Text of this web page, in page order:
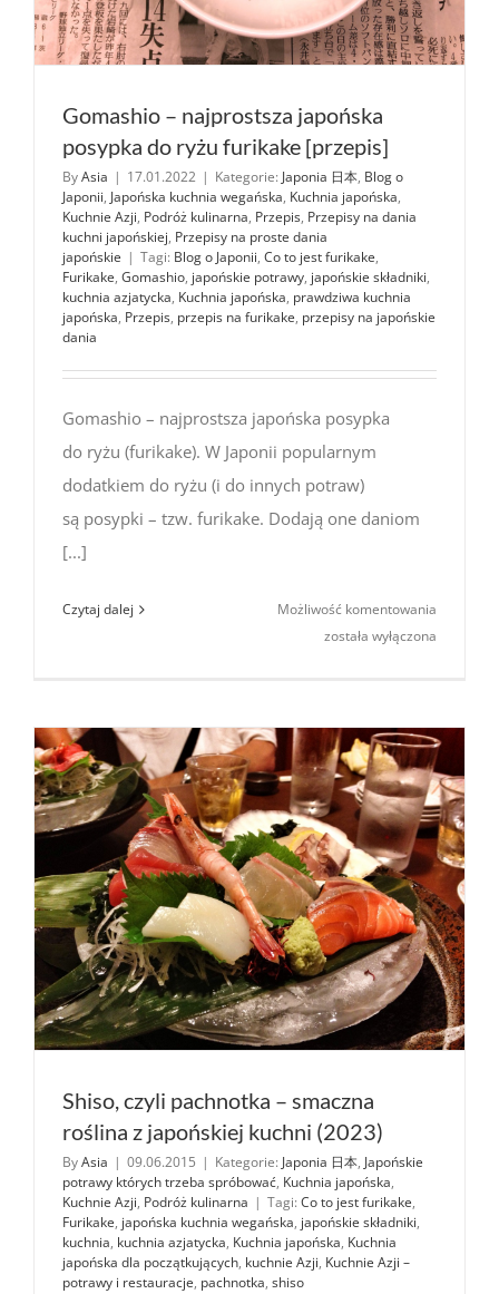
Gomashio – najprostsza japońska
posypka do ryżu furikake [przepis]
ByAsia | 17.01.2022 | Kategorie: Japonia 日本, Blog o
Japonii, Japońska kuchnia wegańska, Kuchnia japońska,
Kuchnie Azji, Podróż kulinarna, Przepis, Przepisy na dania
kuchni japońskiej, Przepisy na proste dania
japońskie | Tagi: Blog o Japonii, Co to jest furikake,
Furikake, Gomashio, japońskie potrawy, japońskie składniki,
kuchnia azjatycka, Kuchnia japońska, prawdziwa kuchnia
japońska, Przepis, przepis na furikake, przepisy na japońskie
dania
Gomashio – najprostsza japońska posypka
do ryżu (furikake). W Japonii popularnym
dodatkiem do ryżu (i do innych potraw)
są posypki – tzw. furikake. Dodają one daniom
[...]
Czytaj dalej Możliwość komentowania
do ryżu
furikake
[przepis]
została wyłączona
Shiso, czyli pachnotka – smaczna
roślina z japońskiej kuchni (2023)
ByAsia | 09.06.2015 | Kategorie: Japonia 日本, Japońskie
potrawy których trzeba spróbować, Kuchnia japońska,
Kuchnie Azji, Podróż kulinarna | Tagi: Co to jest furikake,
Furikake, japońska kuchnia wegańska, japońskie składniki,
kuchnia, kuchnia azjatycka, Kuchnia japońska, Kuchnia
japońska dla początkujących, kuchnie Azji, Kuchnie Azji –
potrawy i restauracje, pachnotka, shiso